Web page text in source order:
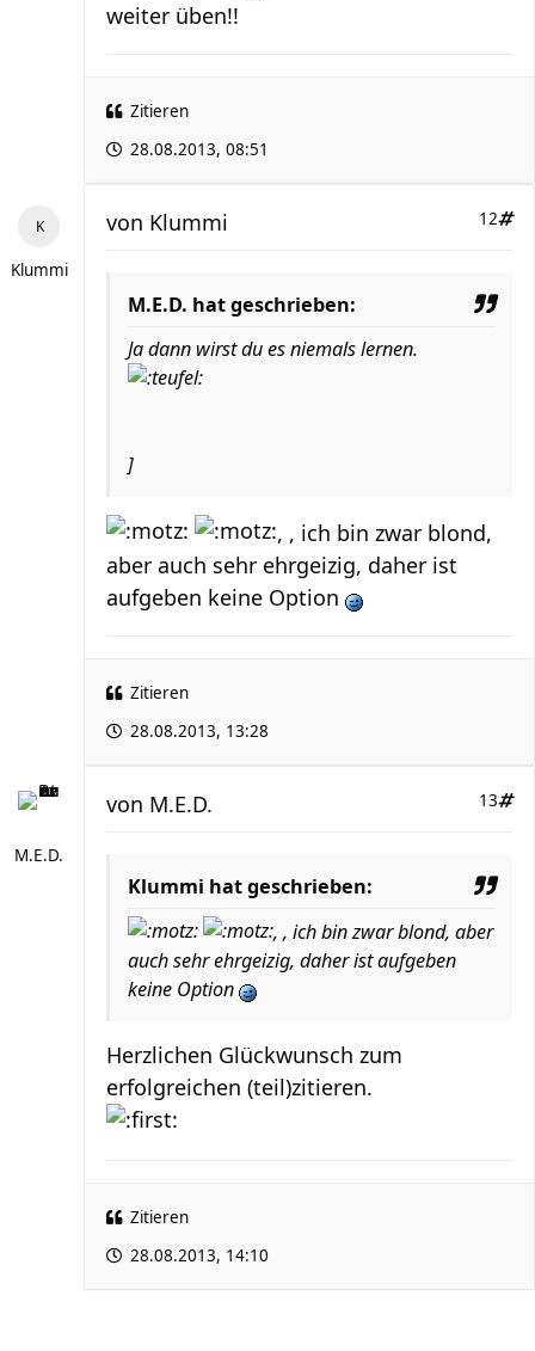
weiter üben!!
Zitieren
28.08.2013, 08:51
Klummi
12
von Klummi
M.E.D. hat geschrieben:
Ja dann wirst du es niemals lernen.
]
, , ich bin zwar blond,
aber auch sehr ehrgeizig, daher ist
aufgeben keine Option
Zitieren
28.08.2013, 13:28
M.E.D.
13
von M.E.D.
Klummi hat geschrieben:
, , ich bin zwar blond, aber
auch sehr ehrgeizig, daher ist aufgeben
keine Option
Herzlichen Glückwunsch zum
erfolgreichen (teil)zitieren.
Zitieren
28.08.2013, 14:10